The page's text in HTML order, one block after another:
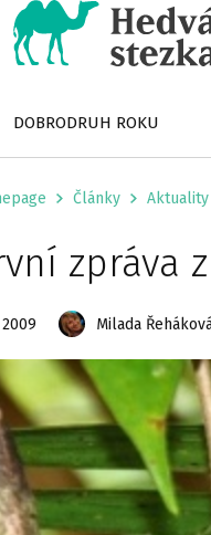
DOBRODRUH ROKU
Články Aktuality
zpráva
Milada